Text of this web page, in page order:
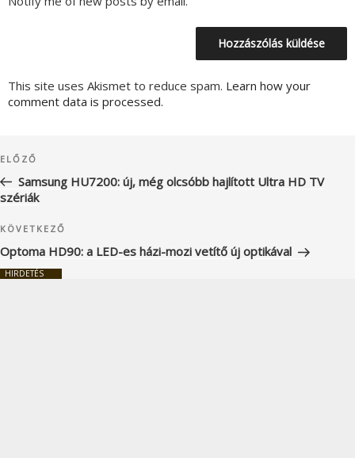
This site uses Akismet to reduce spam. Learn how your
comment data is processed.
navigáció
Korábbi
bejegyzés
ELŐZŐ
Samsung HU7200: új, még olcsóbb hajlított Ultra HD TV
szériák
Következő
bejegyzés
KÖVETKEZŐ
Optoma HD90: a LED-es házi-mozi vetítő új optikával
HIRDETÉS